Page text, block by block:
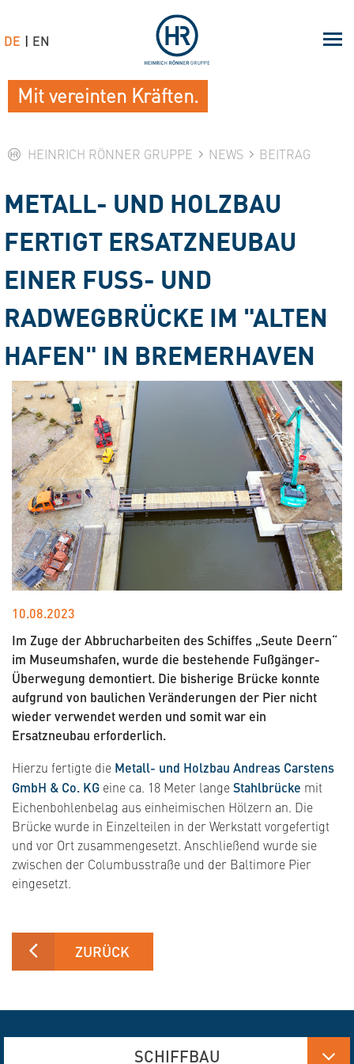
HEINRICH RÖNNER GRUPPE NEWS BEITRAG
METALL- UND HOLZBAU
FERTIGT ERSATZNEUBAU
EINER FUSS- UND R
ADWEGBRÜCKE IM "ALTEN H
AFEN" IN BREMERHAVEN
10.08.2023
Im Zuge der Abbrucharbeiten des Schiffes „Seute Deern“
im Museumshafen, wurde die bestehende Fußgänger-
Überwegung demontiert. Die bisherige Brücke konnte
aufgrund von baulichen Veränderungen der Pier nicht
wieder verwendet werden und somit war ein
Ersatzneubau erforderlich.
Hierzu fertigte die Metall- und Holzbau Andreas Carstens
GmbH & Co. KG eine ca. 18 Meter langeStahlbrücke mit
Eichenbohlenbelag aus einheimischen Hölzern an. Die
Brücke wurde in Einzelteilen in der Werkstatt vorgefertigt
und vor Ort zusammengesetzt. Anschließend wurde sie
zwischen der Columbusstraße und der Baltimore Pier
eingesetzt.
ZURÜCK
SCHIFFBAU
Mit vereinten Kräften.
DE EN